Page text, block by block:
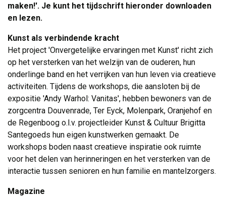
maken!'. Je kunt het tijdschrift hieronder downloaden
en lezen.
Kunst als verbindende kracht
Het project 'Onvergetelijke ervaringen met Kunst' richt zich
op het versterken van het welzijn van de ouderen, hun
onderlinge band en het verrijken van hun leven via creatieve
activiteiten. Tijdens de workshops, die aansloten bij de
expositie 'Andy Warhol: Vanitas', hebben bewoners van de
zorgcentra Douvenrade, Ter Eyck, Molenpark, Oranjehof en
de Regenboog o.l.v. projectleider Kunst & Cultuur Brigitta
Santegoeds hun eigen kunstwerken gemaakt. De
workshops boden naast creatieve inspiratie ook ruimte
voor het delen van herinneringen en het versterken van de
interactie tussen senioren en hun familie en mantelzorgers.
Magazine